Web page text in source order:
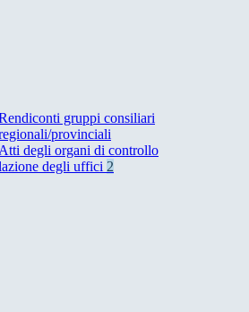
gruppi consiliari
provinciali
Atti degli organi di controllo
degli uffici 2